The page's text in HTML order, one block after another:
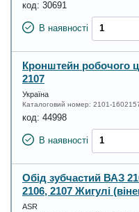
код: 30691
В наявності
Кронштейн робочого
2107
Україна
Каталоговий номер: 2101-
код: 44998
В наявності
Обід зубчастий ВАЗ
2106, 2107 Жигулі
ASR